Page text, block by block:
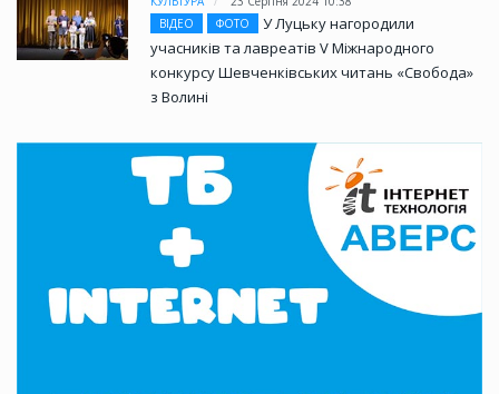
ВІДЕО
ФОТО
У Луцьку нагородили
учасників та лавреатів V Міжнародного
конкурсу Шевченківських читань «Свобода»
з Волині